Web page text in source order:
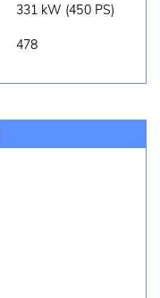
331 kW (450 PS)
478